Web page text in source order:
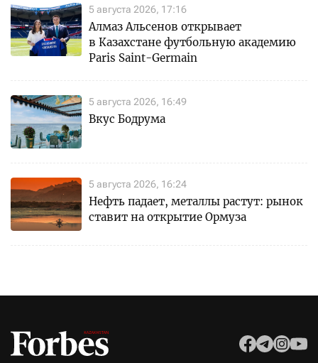
5 августа 2026, 17:16
Алмаз Альсенов открывает
в Казахстане футбольную академию
Paris Saint-Germain
5 августа 2026, 16:49
Вкус Бодрума
5 августа 2026, 16:24
Нефть падает, металлы растут: рынок
ставит на открытие Ормуза